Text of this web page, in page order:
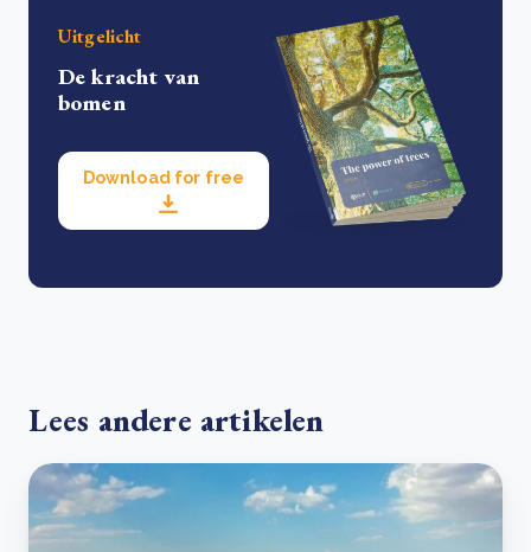
Uitgelicht
De kracht van
bomen
Download for free
Lees andere artikelen